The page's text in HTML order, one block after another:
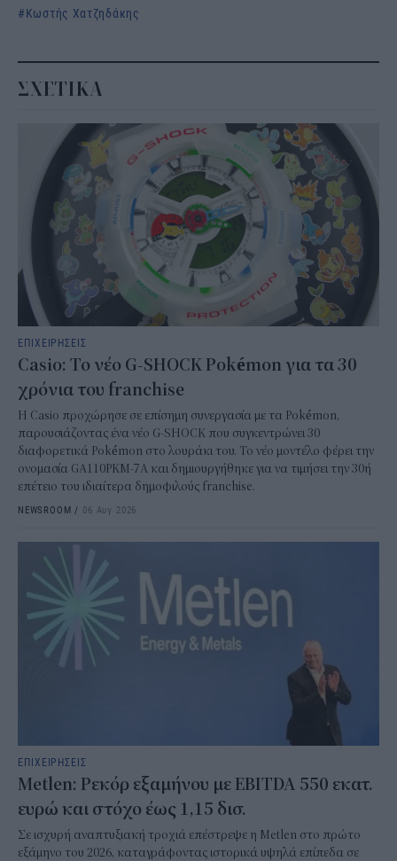
Κωστής Χατζηδάκης
ΣΧΕΤΙΚΑ
ΕΠΙΧΕΙΡΗΣΕΙΣ
Casio: Το νέο G-SHOCK Pokémon για τα 30
χρόνια του franchise
Η Casio προχώρησε σε επίσημη συνεργασία με τα Pokémon,
παρουσιάζοντας ένα νέο G-SHOCK που συγκεντρώνει 30
διαφορετικά Pokémon στο λουράκι του. Το νέο μοντέλο φέρει την
ονομασία GA110PKM-7A και δημιουργήθηκε για να τιμήσει την 30ή
επέτειο του ιδιαίτερα δημοφιλούς franchise.
NEWSROOM / 06 Αυγ 2026
ΕΠΙΧΕΙΡΗΣΕΙΣ
Metlen: Ρεκόρ εξαμήνου με EBITDA 550 εκατ.
ευρώ και στόχο έως 1,15 δισ.
Σε ισχυρή αναπτυξιακή τροχιά επέστρεψε η Metlen στο πρώτο
εξάμηνο του 2026, καταγράφοντας ιστορικά υψηλά επίπεδα σε